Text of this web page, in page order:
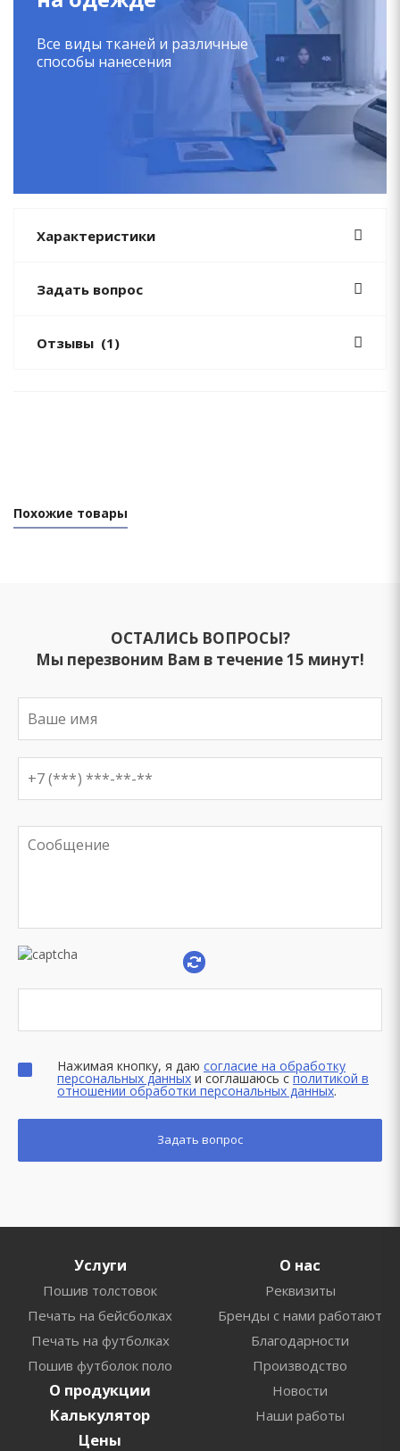
Все виды тканей и различные
способы нанесения
Характеристики
Задать вопрос
Отзывы (1)
Похожие товары
ОСТАЛИСЬ ВОПРОСЫ?
Мы перезвоним Вам в течение 15 минут!
Нажимая кнопку, я даю согласие на обработку
персональных данных и соглашаюсь сполитикой в
отношении обработки персональных данных.
Услуги
Пошив толстовок
Печать на бейсболках
Печать на футболках
Пошив футболок поло
О продукции
Калькулятор
Цены
О нас
Реквизиты
Бренды с нами работают
Благодарности
Производство
Новости
Наши работы